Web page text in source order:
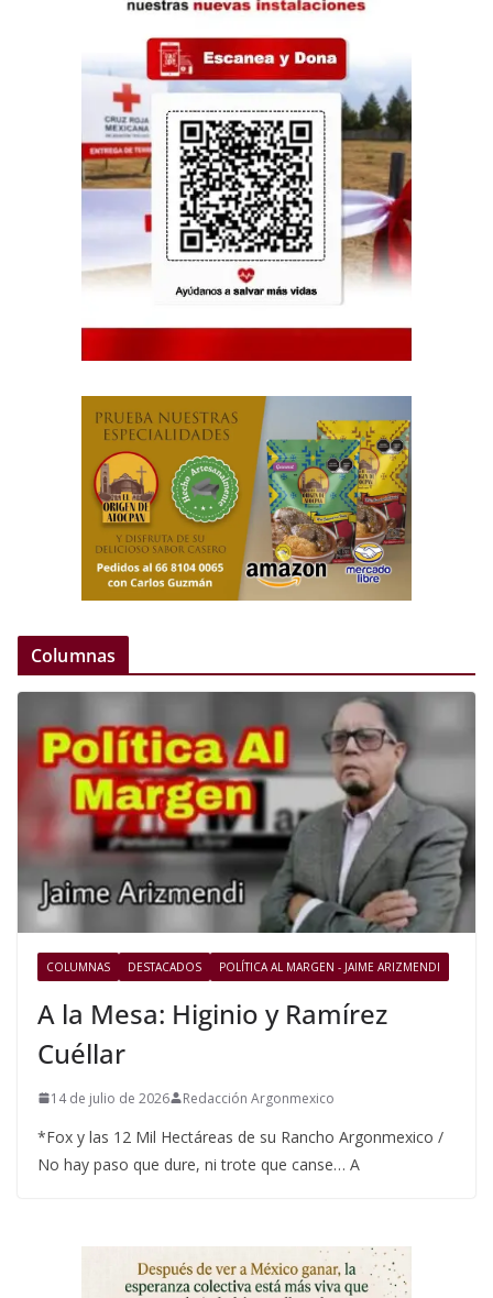
Columnas
COLUMNAS DESTACADOS POLÍTICA AL MARGEN - JAIME ARIZMENDI
A la Mesa: Higinio y Ramírez
Cuéllar
14 de julio de 2026 Redacción Argonmexico
*Fox y las 12 Mil Hectáreas de su Rancho Argonmexico /
No hay paso que dure, ni trote que canse… A